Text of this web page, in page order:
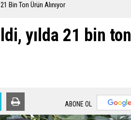
Bin Ton Ürün Alınıyor
yılda 21 bin ton
ABONE OL